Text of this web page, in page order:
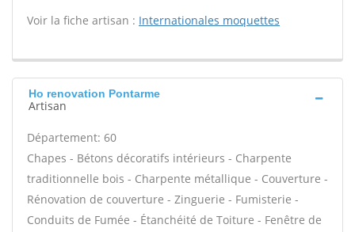
Voir la fiche artisan : Internationales moquettes
Ho renovation Pontarme
Artisan
Département: 60
Chapes - Bétons décoratifs intérieurs - Charpente
traditionnelle bois - Charpente métallique - Couverture -
Rénovation de couverture - Zinguerie - Fumisterie -
Conduits de Fumée - Étanchéité de Toiture - Fenêtre de